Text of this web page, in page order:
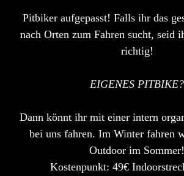
Pitbiker aufgepasst! Falls ihr das
nach Orten zum Fahren sucht, seid
richtig!
EIGENES PITBIKE?
Dann könnt ihr mit einer intern
bei uns fahren. Im Winter fahren
Outdoor im Sommer!
Kostenpunkt: 49€